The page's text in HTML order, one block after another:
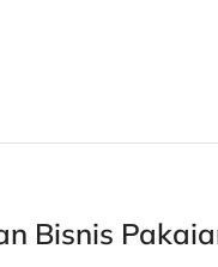
Bisnis